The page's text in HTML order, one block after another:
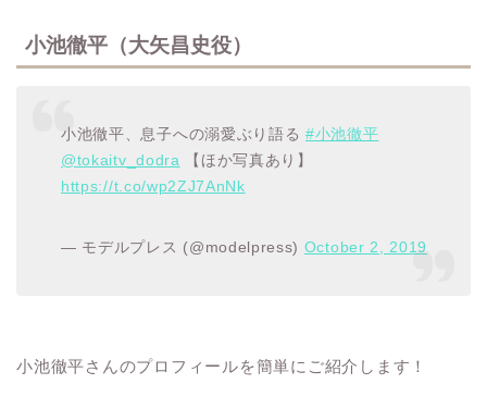
小池徹平（大矢昌史役）
小池徹平、息子への溺愛ぶり語る #小池徹平
@tokaitv_dodra
【ほか写真あり】
https://t.co/wp2ZJ7AnNk
— モデルプレス (@modelpress) October 2, 2019
小池徹平さんのプロフィールを簡単にご紹介します！